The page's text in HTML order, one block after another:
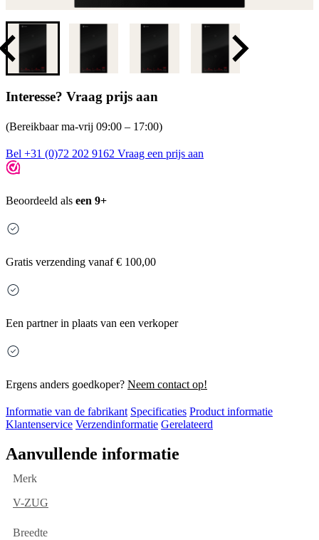
Interesse? Vraag prijs aan
(Bereikbaar ma-vrij 09:00 – 17:00)
Bel +31 (0)72 202 9162 Vraag een prijs aan
Beoordeeld als een 9+
Gratis verzending vanaf € 100,00
Een partner in plaats van een verkoper
Ergens anders goedkoper? Neem contact op!
Informatie van de fabrikant Specificaties Product informatie
Klantenservice Verzendinformatie Gerelateerd
Aanvullende informatie
Merk
V-ZUG
Breedte